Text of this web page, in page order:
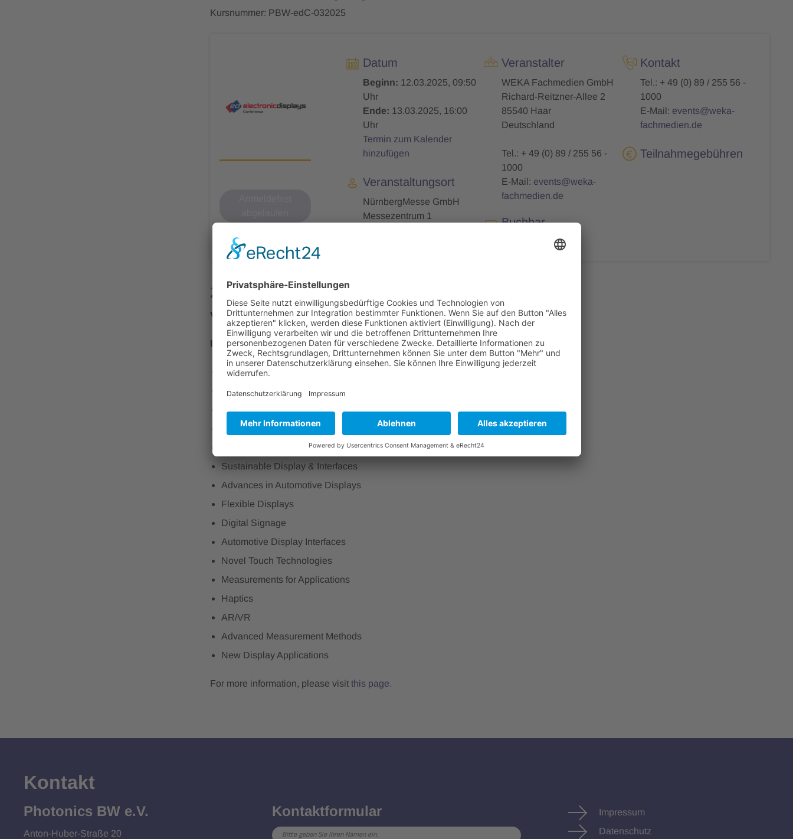
Kursnummer: PBW-edC-032025
Datum
Beginn: 12.03.2025, 09:50
Uhr
Ende: 13.03.2025, 16:00
Uhr
Termin zum Kalender
hinzufügen
Veranstaltungsort
NürnbergMesse GmbH
Messezentrum 1
Veranstalter
WEKA Fachmedien GmbH
Richard-Reitzner-Allee 2
85540 Haar
Deutschland
Tel.: + 49 (0) 89 / 255 56 -
1000
E-Mail: events@weka-
fachmedien.de
Buchbar
noch freie Plätze
Kontakt
Tel.: + 49 (0) 89 / 255 56 -
1000
E-Mail: events@weka-
fachmedien.de
Teilnahmegebühren
Zusammenfassung
Valuable Keynotes: "Markets & Trends" and "Advanced Displays"
In-depth Session Topics:
MicroLEDs: Technologies & Markets
User Experience & HMIs
Automotive Backlights & Innovations
OLED Technologies
Automotive Trends & Innovations
Sustainable Display & Interfaces
Advances in Automotive Displays
Flexible Displays
Digital Signage
Automotive Display Interfaces
Novel Touch Technologies
Measurements for Applications
Haptics
AR/VR
Advanced Measurement Methods
New Display Applications
For more information, please visitthis page.
Kontakt
Photonics BW e.V.
Anton-Huber-Straße 20
Kontaktformular
Impressum
Datenschutz